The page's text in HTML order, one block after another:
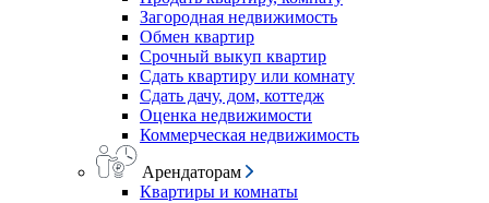
Загородная недвижимость
Обмен квартир
Срочный выкуп квартир
Сдать квартиру или комнату
Сдать дачу, дом, коттедж
Оценка недвижимости
Коммерческая недвижимость
Арендаторам
Квартиры и комнаты